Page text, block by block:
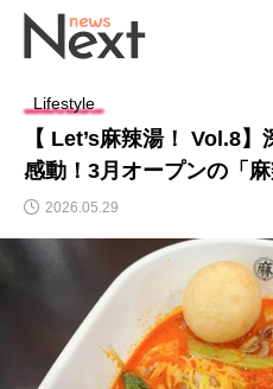
Lifestyle
【 Let’s麻辣湯！ Vol.8
感動！3月オープンの「
2026.05.29